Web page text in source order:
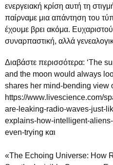
ενεργειακή κρίση αυτή τη
παίρναμε μια απάντηση του
έχουμε βρει ακόμα.
συναρπαστική, αλλά
Διαβάστε περισσότερα: ‘The
and the moon would always
shares her mind-bending view
https://www.livescience.com/
are-leaking-radio-waves-just-
explains-how-intelligent-
even-trying και
«The Echoing Universe: How